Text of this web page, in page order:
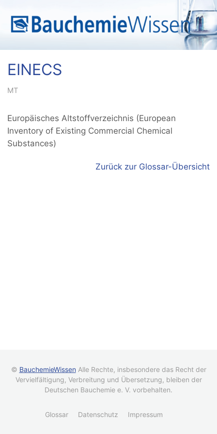
EINECS
MT
Europäisches Altstoffverzeichnis (European
Inventory of Existing Commercial Chemical
Substances)
Zurück zur Glossar-Übersicht
© BauchemieWissen Alle Rechte, insbesondere das Recht der
Vervielfältigung, Verbreitung und Übersetzung, bleiben der
Deutschen Bauchemie e. V. vorbehalten.
Glossar Datenschutz Impressum